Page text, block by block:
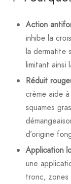
Action
inhibe la
la dermatite
limitant ainsi
Réduit
crème aide à
squames
d’origine
Application
une
tronc, zones